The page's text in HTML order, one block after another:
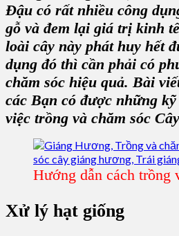
Đậu có rất nhiều công
gỗ và đem lại giá trị kinh
loài cây này phát huy hết
dụng đó thì cần phải có
chăm sóc hiệu quả. Bài
các Bạn có được những
việc trồng và chăm sóc
Hướng dẫn cách trồng
Xử lý hạt giống